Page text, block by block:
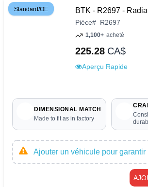
Standard/OE BTK - R2697 -
Pièce# R2697
1,100+ acheté
225.28 CA$
Aperçu Rapide
DIMENSIONAL MATCH
Made to fit as in factory
Ajouter un véhicule pour garantir